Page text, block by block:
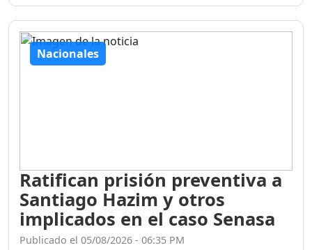
Nacionales
Ratifican prisión preventiva a
Santiago Hazim y otros
implicados en el caso Senasa
Publicado el 05/08/2026 - 06:35 PM